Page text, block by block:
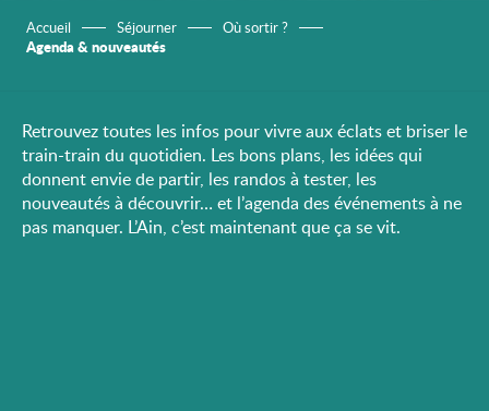
Accueil Séjourner Où sortir ?
Agenda & nouveautés
Retrouvez toutes les infos pour vivre aux éclats et briser le
train-train du quotidien. Les bons plans, les idées qui
donnent envie de partir, les randos à tester, les
nouveautés à découvrir… et l’agenda des événements à ne
pas manquer. L’Ain, c’est maintenant que ça se vit.